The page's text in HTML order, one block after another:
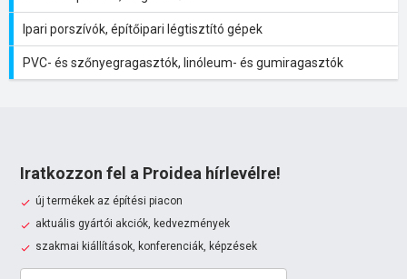
Ipari porszívók, építőipari légtisztító gépek
PVC- és szőnyegragasztók, linóleum- és gumiragasztók
Iratkozzon fel a Proidea hírlevélre!
új termékek az építési piacon
aktuális gyártói akciók, kedvezmények
szakmai kiállítások, konferenciák, képzések